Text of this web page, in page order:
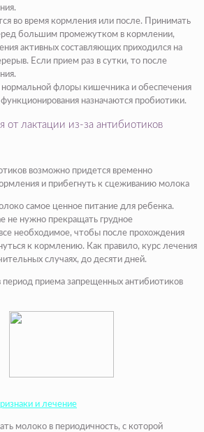
во время кормления или после. Принимать
большим промежутком в кормлении,
активных составляющих приходился на
Если прием раз в сутки, то после
флоры кишечника и обеспечения
назначаются пробиотики.
от лактации из-за антибиотиков
возможно придется временно
и прибегнуть к сцеживанию молока
самое ценное питание для ребенка.
не нужно прекращать грудное
необходимое, чтобы после прохождения
к кормлению. Как правило, курс лечения
случаях, до десяти дней.
период приема запрещенных антибиотиков
и лечение
молоко в периодичность, с которой